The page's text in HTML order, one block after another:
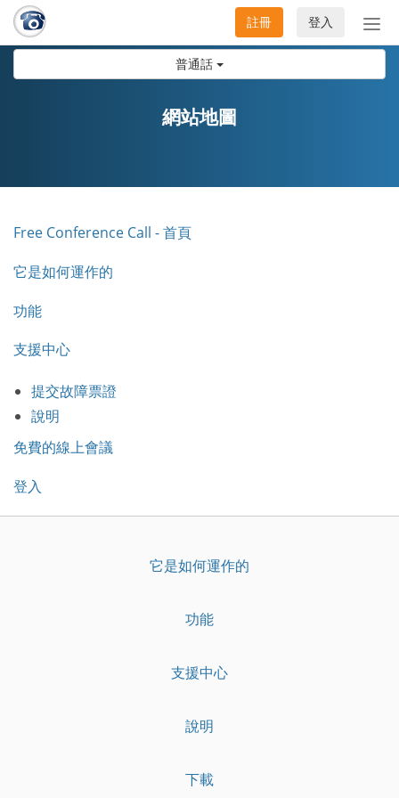
普通話
切
換
登入
註冊
網站地圖
Free Conference Call - 首頁
它是如何運作的
功能
支援中心
提交故障票證
說明
免費的線上會議
登入
它是如何運作的
功能
支援中心
說明
下載